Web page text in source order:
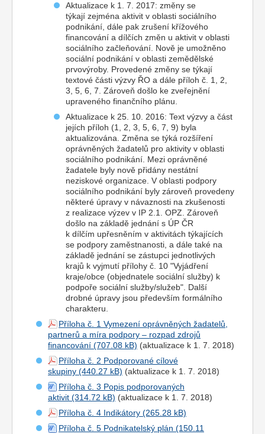
Aktualizace k 1. 7. 2017: změny se
týkají zejména aktivit v oblasti sociálního
podnikání, dále pak zrušení křížového
financování a dílčích změn u aktivit v oblasti
sociálního začleňování. Nově je umožněno
sociální podnikání v oblasti zemědělské
prvovýroby. Provedené změny se týkají
textové části výzvy ŘO a dále příloh č. 1, 2,
3, 5, 6, 7. Zároveň došlo ke zveřejnění
upraveného finančního plánu.
Aktualizace k 25. 10. 2016: Text výzvy a část
jejích příloh (1, 2, 3, 5, 6, 7, 9) byla
aktualizována. Změna se týká rozšíření
oprávněných žadatelů pro aktivity v oblasti
sociálního podnikání. Mezi oprávněné
žadatele byly nově přidány nestátní
neziskové organizace. V oblasti podpory
sociálního podnikání byly zároveň provedeny
některé úpravy v návaznosti na zkušenosti
z realizace výzev v IP 2.1. OPZ. Zároveň
došlo na základě jednání s ÚP ČR
k dílčím upřesněním v aktivitách týkajících
se podpory zaměstnanosti, a dále také na
základě jednání se zástupci jednotlivých
krajů k vyjmutí přílohy č. 10 "Vyjádření
kraje/obce (objednatele sociální služby) k
podpoře sociální služby/služeb". Další
drobné úpravy jsou především formálního
charakteru.
Příloha č. 1 Vymezení oprávněných žadatelů,
partnerů a míra podpory – rozpad zdrojů
financování
(aktualizace k 1. 7. 2018)
Příloha č. 2 Podporované cílové
skupiny
(aktualizace k 1. 7. 2018)
Příloha č. 3 Popis podporovaných
aktivit
(aktualizace k 1. 7. 2018)
Příloha č. 4 Indikátory
Příloha č. 5 Podnikatelský plán